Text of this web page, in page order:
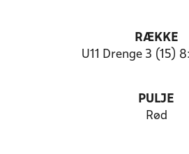
RÆKKE
U11 Drenge 3 (15)
PULJE
Rød